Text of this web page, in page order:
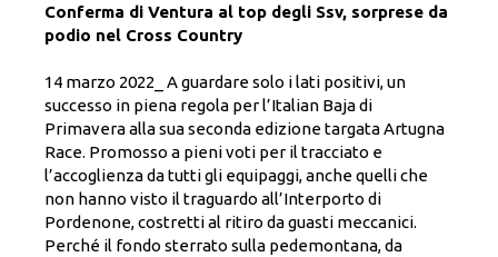
Conferma di Ventura al top degli Ssv, sorprese da
podio nel Cross Country
14 marzo 2022_ A guardare solo i lati positivi, un
successo in piena regola per l’Italian Baja di
Primavera alla sua seconda edizione targata Artugna
Race. Promosso a pieni voti per il tracciato e
l’accoglienza da tutti gli equipaggi, anche quelli che
non hanno visto il traguardo all’Interporto di
Pordenone, costretti al ritiro da guasti meccanici.
Perché il fondo sterrato sulla pedemontana, da